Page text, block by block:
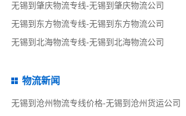
无锡到肇庆物流专线-无锡到肇庆物流公司
无锡到东方物流专线-无锡到东方物流公司
无锡到北海物流专线-无锡到北海物流公司
物流新闻
无锡到沧州物流专线价格-无锡到沧州货运公司